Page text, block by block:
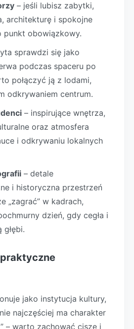
– jeśli lubisz zabytki,
architekturę i spokojne
punkt obowiązkowy.
sprawdzi się jako
podczas spaceru po
połączyć ją z lodami,
odkrywaniem centrum.
– inspirujące wnętrza,
oraz atmosfera
i odkrywaniu lokalnych
– detale
i historyczna przestrzeń
„zagrać” w kadrach,
dzień, gdy cegła i
jako instytucja kultury,
najczęściej ma charakter
– warto zachować ciszę i